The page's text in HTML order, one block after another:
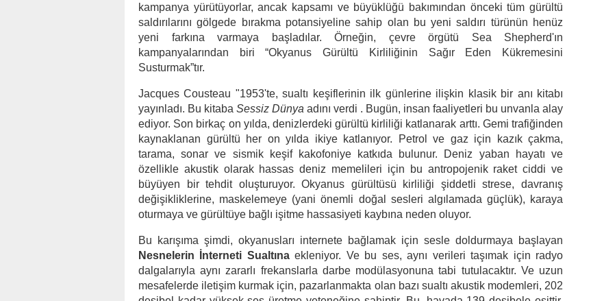
kampanya yürütüyorlar, ancak kapsamı ve büyüklüğü bakımından önceki tüm gürültü
saldırılarını gölgede bırakma potansiyeline sahip olan bu yeni saldırı türünün henüz
yeni farkına varmaya başladılar. Örneğin, çevre örgütü Sea Shepherd'ın
kampanyalarından biri “Okyanus Gürültü Kirliliğinin Sağır Eden Kükremesini
Susturmak”tır.
Jacques Cousteau "1953'te, sualtı keşiflerinin ilk günlerine ilişkin klasik bir anı kitabı
yayınladı. Bu kitaba Sessiz Dünya adını verdi . Bugün, insan faaliyetleri bu unvanla alay
ediyor. Son birkaç on yılda, denizlerdeki gürültü kirliliği katlanarak arttı. Gemi trafiğinden
kaynaklanan gürültü her on yılda ikiye katlanıyor. Petrol ve gaz için kazık çakma,
tarama, sonar ve sismik keşif kakofoniye katkıda bulunur. Deniz yaban hayatı ve
özellikle akustik olarak hassas deniz memelileri için bu antropojenik raket ciddi ve
büyüyen bir tehdit oluşturuyor. Okyanus gürültüsü kirliliği şiddetli strese, davranış
değişikliklerine, maskelemeye (yani önemli doğal sesleri algılamada güçlük), karaya
oturmaya ve gürültüye bağlı işitme hassasiyeti kaybına neden oluyor.
Bu karışıma şimdi, okyanusları internete bağlamak için sesle doldurmaya başlayan
Nesnelerin İnterneti Sualtınaekleniyor. Ve bu ses, aynı verileri taşımak için radyo
dalgalarıyla aynı zararlı frekanslarla darbe modülasyonuna tabi tutulacaktır. Ve uzun
mesafelerde iletişim kurmak için, pazarlanmakta olan bazı sualtı akustik modemleri, 202